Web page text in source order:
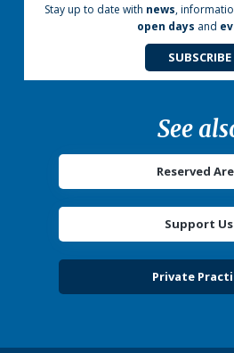
Stay up to date with news,
open days and
SUBSCRIBE
See
Reserved
Support Us
Private